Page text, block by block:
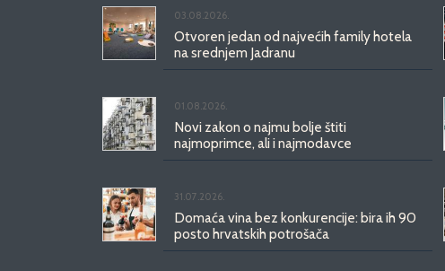
03.08.2026.
Otvoren jedan od najvećih family hotela
na srednjem Jadranu
01.08.2026.
Novi zakon o najmu bolje štiti
najmoprimce, ali i najmodavce
31.07.2026.
Domaća vina bez konkurencije: bira ih 90
posto hrvatskih potrošača